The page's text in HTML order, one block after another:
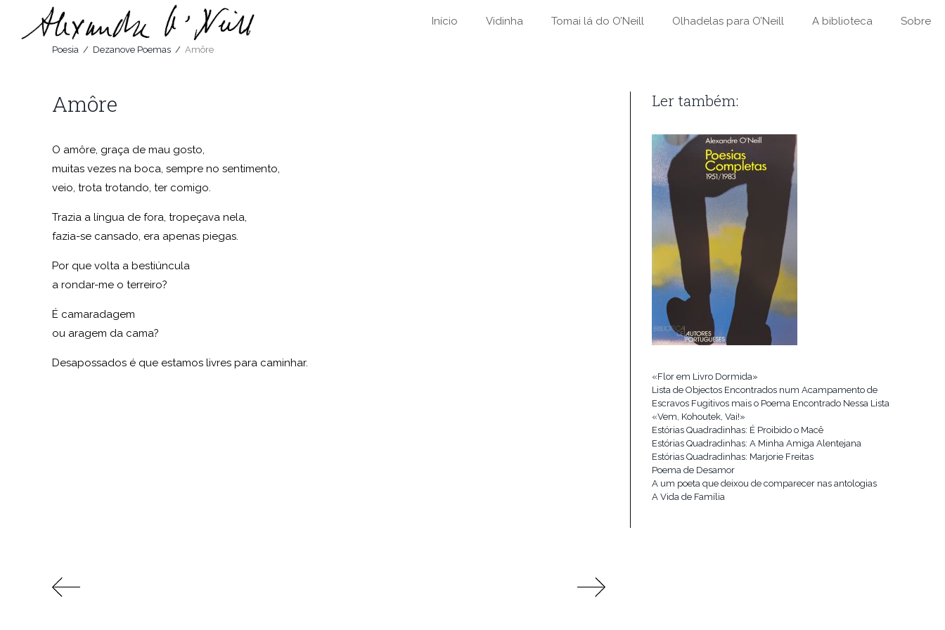
Início Vidinha Tomai lá do O’Neill Olhadelas para O’Neill A biblioteca Sobre
Poesia / Dezanove Poemas /Amôre
Amôre
O amôre, graça de mau gosto,
muitas vezes na boca, sempre no sentimento,
veio, trota trotando, ter comigo.
Trazia a língua de fora, tropeçava nela,
fazia-se cansado, era apenas piegas.
Por que volta a bestiúncula
a rondar-me o terreiro?
É camaradagem
ou aragem da cama?
Desapossados é que estamos livres para caminhar.
Ler também:
«Flor em Livro Dormida»
Lista de Objectos Encontrados num Acampamento de
Escravos Fugitivos mais o Poema Encontrado Nessa Lista
«Vem, Kohoutek, Vai!»
Estórias Quadradinhas: É Proibido o Macê
Estórias Quadradinhas: A Minha Amiga Alentejana
Estórias Quadradinhas: Marjorie Freitas
Poema de Desamor
A um poeta que deixou de comparecer nas antologias
A Vida de Família